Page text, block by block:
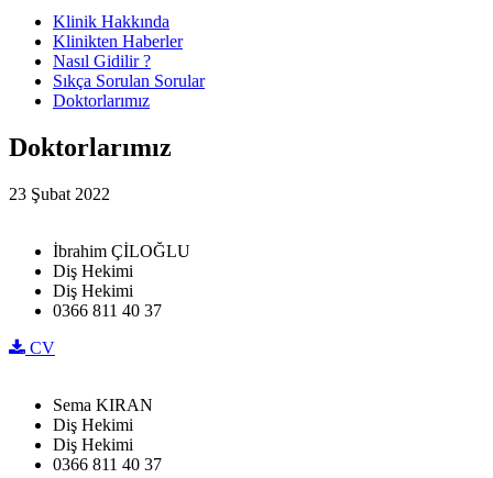
Klinik Hakkında
Klinikten Haberler
Nasıl Gidilir ?
Sıkça Sorulan Sorular
Doktorlarımız
Doktorlarımız
23 Şubat 2022
İbrahim ÇİLOĞLU
Diş Hekimi
Diş Hekimi
0366 811 40 37
CV
Sema KIRAN
Diş Hekimi
Diş Hekimi
0366 811 40 37